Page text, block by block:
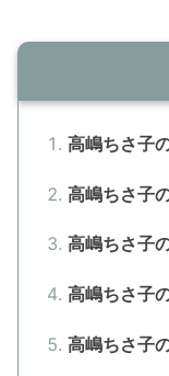
高嶋ちさ子
高嶋ちさ子
高嶋ちさ子
高嶋ちさ子
高嶋ちさ子